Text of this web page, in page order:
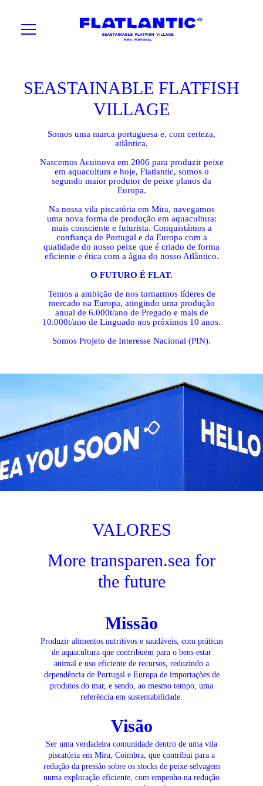
SEASTAINABLE FLATFISH
VILLAGE
Somos uma marca portuguesa e, com certeza,
atlântica.
Nascemos Acuinova em 2006 para produzir peixe
em aquacultura e hoje, Flatlantic, somos o
segundo maior produtor de peixe planos da
Europa.
Na nossa vila piscatória em Mira, navegamos
uma nova forma de produção em aquacultura:
mais consciente e futurista. Conquistámos a
confiança de Portugal e da Europa com a
qualidade do nosso peixe que é criado de forma
eficiente e ética com a água do nosso Atlântico.
O FUTURO É FLAT.
Temos a ambição de nos tornarmos líderes de
mercado na Europa, atingindo uma produção
anual de 6.000t/ano de Pregado e mais de
10.000t/ano de Linguado nos próximos 10 anos.
Somos Projeto de Interesse Nacional (PIN).
VALORES
More transparen.sea for
the future
Missão
Produzir alimentos nutritivos e saudáveis, com práticas
de aquacultura que contribuem para o bem-estar
animal e uso eficiente de recursos, reduzindo a
dependência de Portugal e Europa de importações de
produtos do mar, e sendo, ao mesmo tempo, uma
referência em sustentabilidade.
Visão
Ser uma verdadeira comunidade dentro de uma vila
piscatória em Mira, Coimbra, que contribui para a
redução da pressão sobre os stocks de peixe selvagem
numa exploração eficiente, com empenho na redução